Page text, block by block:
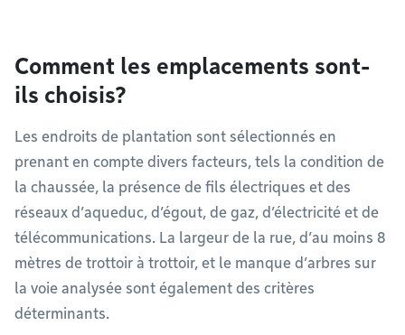
Comment les emplacements sont-
ils choisis?
Les endroits de plantation sont sélectionnés en
prenant en compte divers facteurs, tels la condition de
la chaussée, la présence de fils électriques et des
réseaux d’aqueduc, d’égout, de gaz, d’électricité et de
télécommunications. La largeur de la rue, d’au moins 8
mètres de trottoir à trottoir, et le manque d’arbres sur
la voie analysée sont également des critères
déterminants.